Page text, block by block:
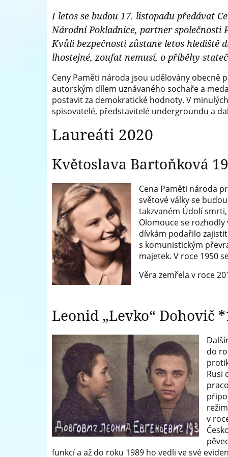
Národní
Pokladnice
-
přední
evropský
prodejce
mincí
medailí
I letos se budou 17. listopadu předávat
Národní Pokladnice, partner společnosti
Kvůli bezpečnosti zůstane letos hlediště
lhostejné, zoufat nemusí, o příběhy
Ceny Paměti národa jsou udělovány obecně
autorským dílem uznávaného sochaře a
postavit za demokratické hodnoty. V
spisovatelé, představitelé undergroundu a
Laureáti 2020
Květoslava Bartoňková
Cena Paměti národa
světové války se
takzvaném Údolí
Olomouce se
dívkám podařilo
s komunistickým
majetek. V roce 1950
Věra zemřela v roce
Leonid „Levko“ Dohovič
do
Rusi
v
funkcí a až do roku 1989 ho vedli ve své
mincí
a
medailí